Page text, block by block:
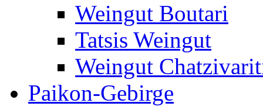
Weingut Boutari
Tatsis Weingut
Weingut
Paikon-Gebirge